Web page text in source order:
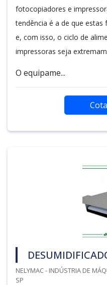
fotocopiadores e
tendência é a de que
e, com isso, o ciclo de
impressoras seja
O equipame...
NELYMAC - INDÚSTRIA DE
SP